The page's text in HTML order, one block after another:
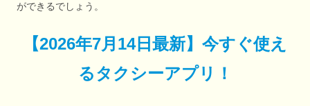
ができるでしょう。
【2026年7月14日最新】 今すぐ使え
るタクシーアプリ！